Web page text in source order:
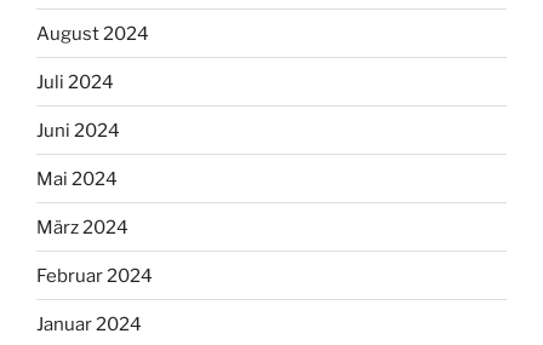
August 2024
Juli 2024
Juni 2024
Mai 2024
März 2024
Februar 2024
Januar 2024